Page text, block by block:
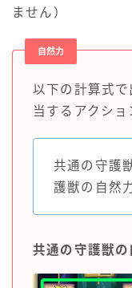
ません）
自然力
以下の計算式
当するアクショ
共通の守護
護獣の自然
共通の守護獣の